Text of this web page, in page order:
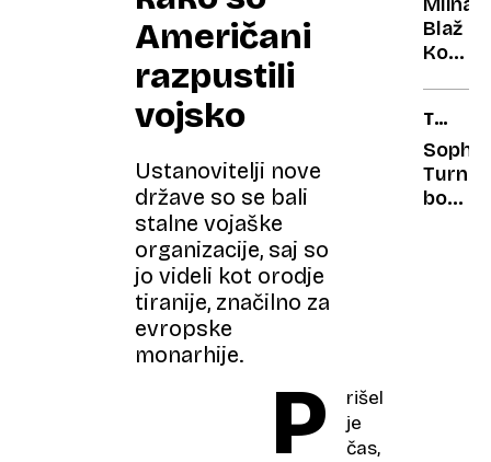
Američani
razpustili
vojsko
Ustanovitelji nove
države so se bali
stalne vojaške
organizacije, saj so
jo videli kot orodje
tiranije, značilno za
evropske
monarhije.
P
rišel
je
čas,
Blaž
Košak:
žita
lahko
TOMB
RAIDER
Sophie
Turner
bo